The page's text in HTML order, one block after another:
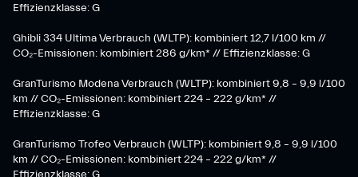
Effizienzklasse: G
Ghibli 334 Ultima Verbrauch (WLTP): kombiniert 12,7 l/100 km //
CO₂-Emissionen: kombiniert 286 g/km* // Effizienzklasse: G
GranTurismo Modena Verbrauch (WLTP): kombiniert 9,8 – 9,9 l/100
km // CO₂-Emissionen: kombiniert 224 – 222 g/km* //
Effizienzklasse: G
GranTurismo Trofeo Verbrauch (WLTP): kombiniert 9,8 – 9,9 l/100
km // CO₂-Emissionen: kombiniert 224 – 222 g/km* //